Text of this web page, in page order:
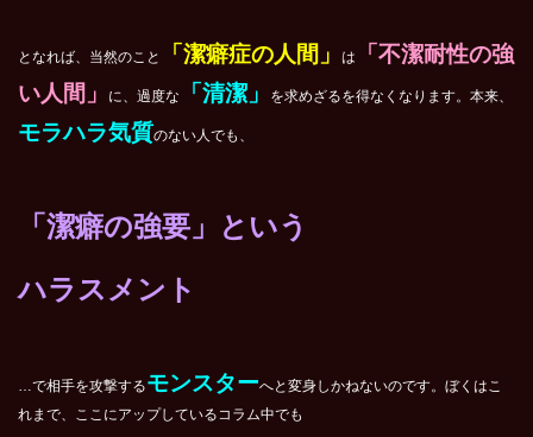
となれば、当然のこと 「潔癖症の人間」 は
「不潔耐性の強
い人間」
に、過度な 「清潔」 を求めざるを得なくなります。本来、
モラハラ気質のない人でも、
「潔癖の強要」という
ハラスメント
…で相手を攻撃するモンスターへと変身しかねないのです。ぼくはこ
れまで、ここにアップしているコラム中でも